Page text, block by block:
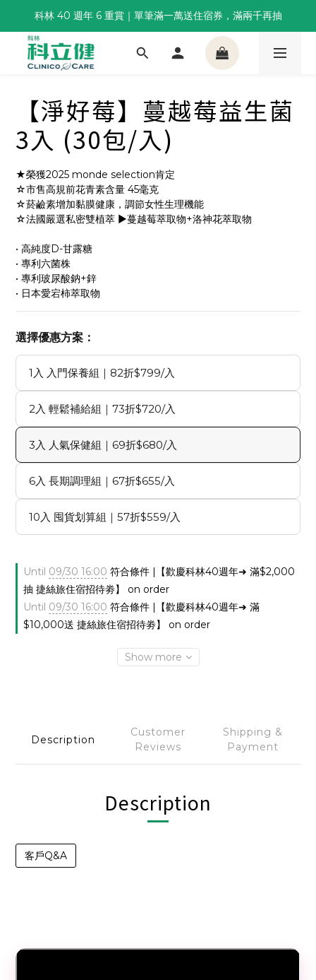
董事長推薦保養組合｜體驗價 $1,800 起，最高享 6 折
科林 40 週年 6 重賞｜單筆滿一萬送住宿券，滿兩千再抽
🌙覺好眠全新升級 | 10入體驗組限時$359，感受放鬆入睡
【淨好莓】蔓越莓益生菌
3入 (30包/入)
★榮獲2025 monde selection肯定
☆市售高規前花青素含量 45毫克
☆菸鹼素增加黏膜健康，調節女性生理機能
☆法國嚴選私密雙植萃 ►蔓越莓萃取物+洛神花萃取物
• 高純度D-甘露糖
• 專利六菌株
• 專利玻尿酸鈉+鋅
• 日本愛宕柿萃取物
選擇優惠方案：
1入 入門保養組｜82折$799/入
2入 輕鬆補給組｜73折$720/入
3入 人氣保健組｜69折$680/入
6入 長期調理組｜67折$655/入
10入 囤貨划算組｜57折$559/入
Until 09/30 16:00 符合條件 |【歡慶科林40週年➜ 滿$2,000
抽 捷絲旅住宿招待劵】 on order
Until 09/30 16:00 符合條件 |【歡慶科林40週年➜ 滿
$10,000送 捷絲旅住宿招待劵】 on order
Show more
Description
Customer
Reviews
Shipping &
Payment
Description
客戶Q&A